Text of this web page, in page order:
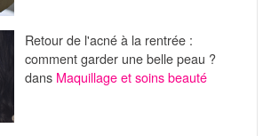
Retour de l'acné à la rentrée :
comment garder une belle peau ?
dans Maquillage et soins beauté